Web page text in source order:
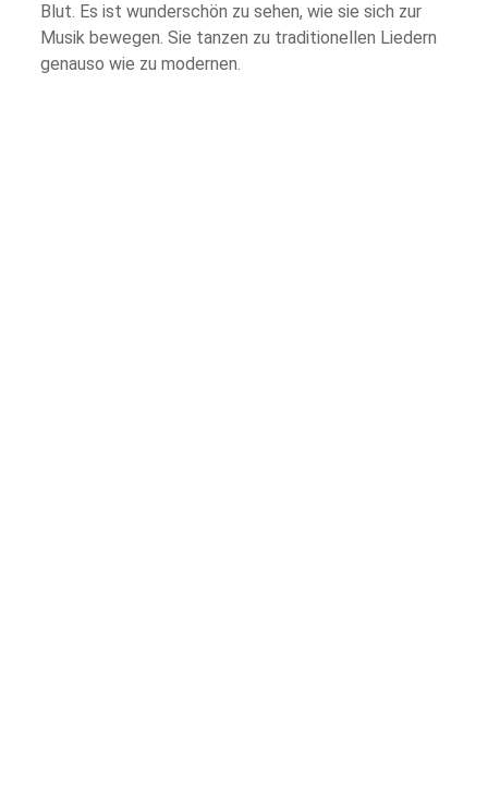
Blut. Es ist wunderschön zu sehen, wie sie sich zur
Musik bewegen. Sie tanzen zu traditionellen Liedern
genauso wie zu modernen.